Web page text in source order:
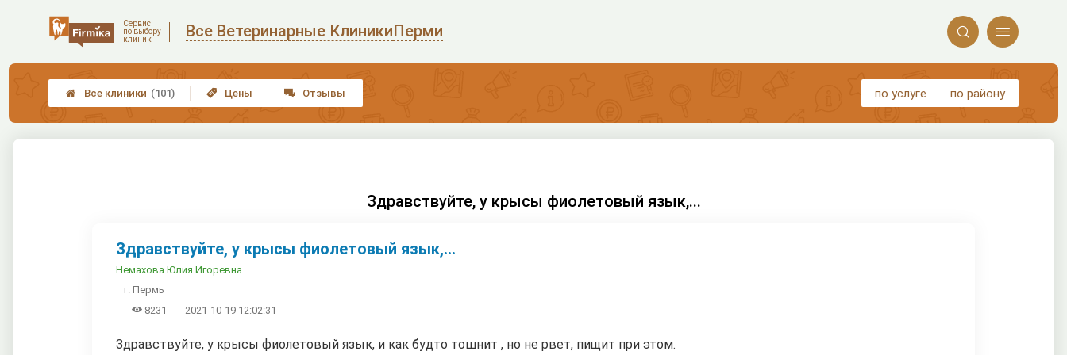
Сервис
по выбору
клиник
Все Ветеринарные КлиникиПерми  
 Отзывы
 Цены
 Все клиники (101) по услуге по району
Здравствуйте, у крысы фиолетовый язык,...
Здравствуйте, у крысы фиолетовый язык,...
Немахова Юлия Игоревна
г. Пермь
 8231 2021-10-19 12:02:31
Здравствуйте, у крысы фиолетовый язык, и как будто тошнит , но не рвет, пищит при этом.